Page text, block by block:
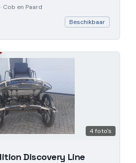
· Cob en Paard
Beschikbaar
4 foto's
Discovery Line